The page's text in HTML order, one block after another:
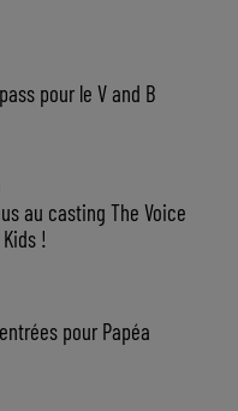
pour le V and B
au casting The Voice
!
pour Papéa